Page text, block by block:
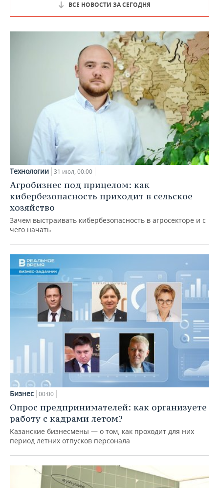
ВСЕ НОВОСТИ ЗА СЕГОДНЯ
Технологии 31 июл, 00:00
Агробизнес под прицелом: как
кибербезопасность приходит в сельское
хозяйство
Зачем выстраивать кибербезопасность в агросекторе и с
чего начать
Бизнес 00:00
Опрос предпринимателей: как организуете
работу с кадрами летом?
Казанские бизнесмены — о том, как проходит для них
период летних отпусков персонала